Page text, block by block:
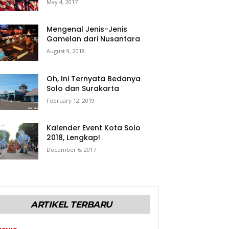
May 4, 2017
Mengenal Jenis-Jenis
Gamelan dari Nusantara
August 9, 2018
Oh, Ini Ternyata Bedanya
Solo dan Surakarta
February 12, 2019
Kalender Event Kota Solo
2018, Lengkap!
December 6, 2017
ARTIKEL TERBARU